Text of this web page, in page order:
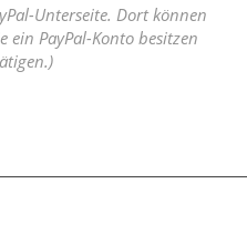
Unterseite. Dort können
ein PayPal-Konto besitzen